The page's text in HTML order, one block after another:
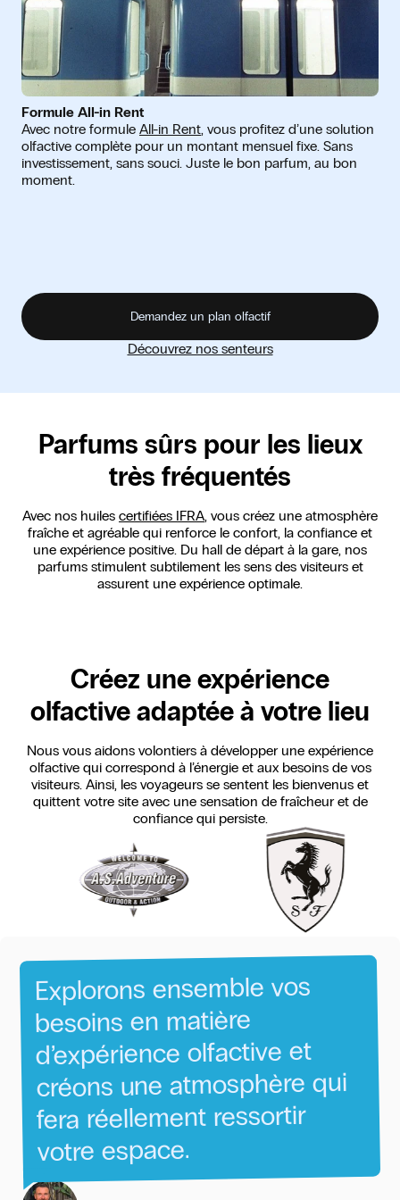
Formule All-in Rent
Avec notre formule All-in Rent, vous profitez d’une solution
olfactive complète pour un montant mensuel fixe. Sans
investissement, sans souci. Juste le bon parfum, au bon
moment.
Demandez un plan olfactif
Découvrez nos senteurs
Parfums sûrs pour les lieux
très fréquentés
Avec nos huiles certifiées IFRA, vous créez une atmosphère
fraîche et agréable qui renforce le confort, la confiance et
une expérience positive. Du hall de départ à la gare, nos
parfums stimulent subtilement les sens des visiteurs et
assurent une expérience optimale.
Créez une expérience
olfactive adaptée à votre lieu
Nous vous aidons volontiers à développer une expérience
olfactive qui correspond à l’énergie et aux besoins de vos
visiteurs. Ainsi, les voyageurs se sentent les bienvenus et
quittent votre site avec une sensation de fraîcheur et de
confiance qui persiste.
Explorons ensemble vos
besoins en matière
d’expérience olfactive et
créons une atmosphère qui
fera réellement ressortir
votre espace.